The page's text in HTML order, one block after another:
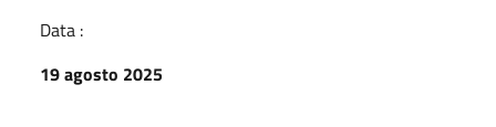
Data :
19 agosto 2025